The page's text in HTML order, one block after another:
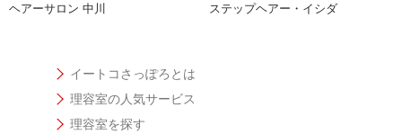
ヘアーサロン 中川 ステップヘアー・イシダ
イートコさっぽろとは
理容室の人気サービス
理容室を探す